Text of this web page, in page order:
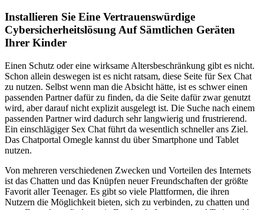
Installieren Sie Eine Vertrauenswürdige
Cybersicherheitslösung Auf Sämtlichen Geräten
Ihrer Kinder
Einen Schutz oder eine wirksame Altersbeschränkung gibt es nicht.
Schon allein deswegen ist es nicht ratsam, diese Seite für Sex Chat
zu nutzen. Selbst wenn man die Absicht hätte, ist es schwer einen
passenden Partner dafür zu finden, da die Seite dafür zwar genutzt
wird, aber darauf nicht explizit ausgelegt ist. Die Suche nach einem
passenden Partner wird dadurch sehr langwierig und frustrierend.
Ein einschlägiger Sex Chat führt da wesentlich schneller ans Ziel.
Das Chatportal Omegle kannst du über Smartphone und Tablet
nutzen.
Von mehreren verschiedenen Zwecken und Vorteilen des Internets
ist das Chatten und das Knüpfen neuer Freundschaften der größte
Favorit aller Teenager. Es gibt so viele Plattformen, die ihren
Nutzern die Möglichkeit bieten, sich zu verbinden, zu chatten und